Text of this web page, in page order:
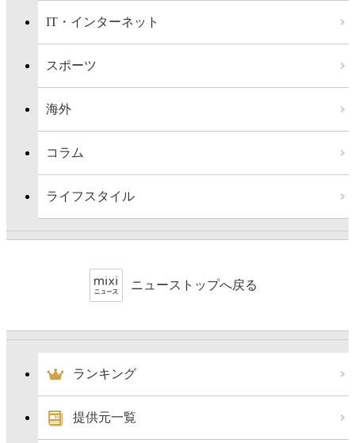
IT・インターネット
スポーツ
海外
コラム
ライフスタイル
ニューストップへ戻る
ランキング
提供元一覧